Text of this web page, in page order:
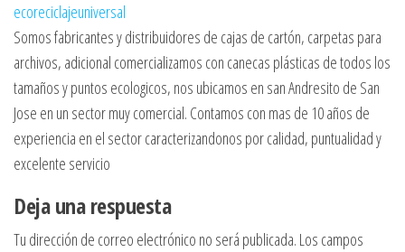
ecoreciclajeuniversal
Somos fabricantes y distribuidores de cajas de cartón, carpetas para
archivos, adicional comercializamos con canecas plásticas de todos los
tamaños y puntos ecologicos, nos ubicamos en san Andresito de San
Jose en un sector muy comercial. Contamos con mas de 10 años de
experiencia en el sector caracterizandonos por calidad, puntualidad y
excelente servicio
Deja una respuesta
Tu dirección de correo electrónico no será publicada. Los campos